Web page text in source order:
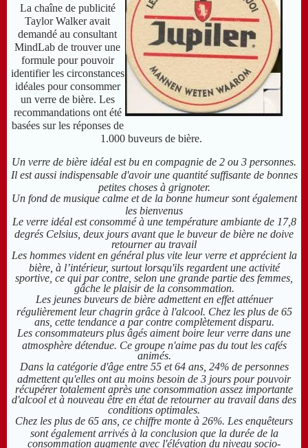
La chaîne de publicité
Taylor Walker avait
demandé au consultant
MindLab de trouver une
formule pour pouvoir
identifier les circonstances
idéales pour consommer
un verre de bière. Les
recommandations ont été
basées sur les réponses de
1.000 buveurs de bière.
Un verre de bière idéal est bu en compagnie de 2 ou 3 personnes.
Il est aussi indispensable d'avoir une quantité suffisante de bonnes
petites choses à grignoter.
Un fond de musique calme et de la bonne humeur sont également
les bienvenus
Le verre idéal est consommé à une température ambiante de 17,8
degrés Celsius, deux jours avant que le buveur de bière ne doive
retourner au travail
Les hommes vident en général plus vite leur verre et apprécient la
bière, à l’intérieur, surtout lorsqu'ils regardent une activité
sportive, ce qui par contre, selon une grande partie des femmes,
gâche le plaisir de la consommation.
Les jeunes buveurs de bière admettent en effet atténuer
régulièrement leur chagrin grâce à l'alcool. Chez les plus de 65
ans, cette tendance a par contre complètement disparu.
Les consommateurs plus âgés aiment boire leur verre dans une
atmosphère détendue. Ce groupe n'aime pas du tout les cafés
animés.
Dans la catégorie d'âge entre 55 et 64 ans, 24% de personnes
admettent qu'elles ont au moins besoin de 3 jours pour pouvoir
récupérer totalement après une consommation assez importante
d'alcool et à nouveau être en état de retourner au travail dans des
conditions optimales.
Chez les plus de 65 ans, ce chiffre monte à 26%. Les enquêteurs
sont également arrivés à la conclusion que la durée de la
consommation augmente avec l'élévation du niveau socio-